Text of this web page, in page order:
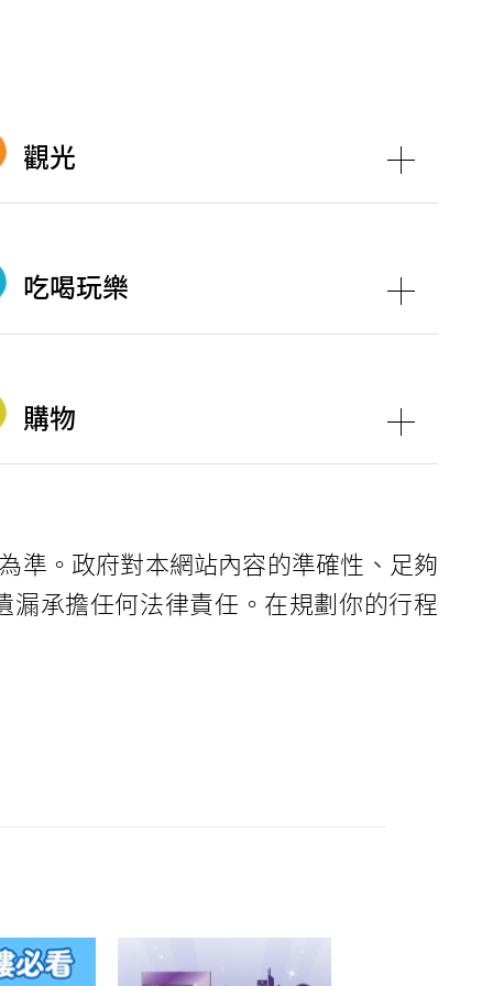
洪號滅火輪展覽館
區內興建了重要的工業綜合建築物，並
電影資料館
觀光
吃喝玩樂
購物
準。政府對本網站內容的準確性、足夠
承擔任何法律責任。在規劃你的行程